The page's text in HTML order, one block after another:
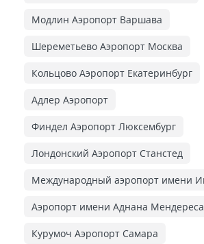
Модлин Аэропорт Варшава
Шереметьево Аэропорт Москва
Кольцово Аэропорт Екатеринбург
Адлер Аэропорт
Финдел Аэропорт Люксембург
Лондонский Аэропорт Станстед
Международный аэропорт имени
Аэропорт имени Аднана Мендереса
Курумоч Аэропорт Самара